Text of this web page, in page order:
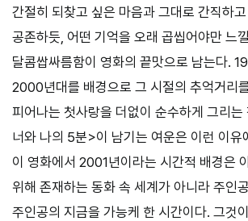
간절히 되찾고 싶은 마음과 그대로 간직하
공존하듯, 어떤 기억을 오래 곱씹어야만 느
달콤쌉싸름함이 영화의 끝맛으로 남는다.
2000년대를 배경으로 그 시절의 추억거리
피어나는 첫사랑을 더없이 순수하게 그리
너와 나의 5분>이 남기는 여운은 이런 이유
이 영화에서 2001년이라는 시간적 배경은
위해 존재하는 동화 속 세계가 아니라 주인
주인공의 지금을 가능케 한 시간이다. 그것